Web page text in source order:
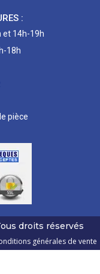
:
et 14h-19h
18h
pièce
droits réservés
générales de vente